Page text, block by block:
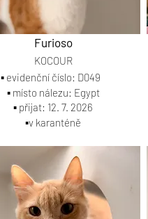
Furioso
▪️ evidenční číslo: D049
▪️ místo nálezu: Egypt
▪️ přijat: 12. 7. 2026
▪️v karanténě
KOCOUR